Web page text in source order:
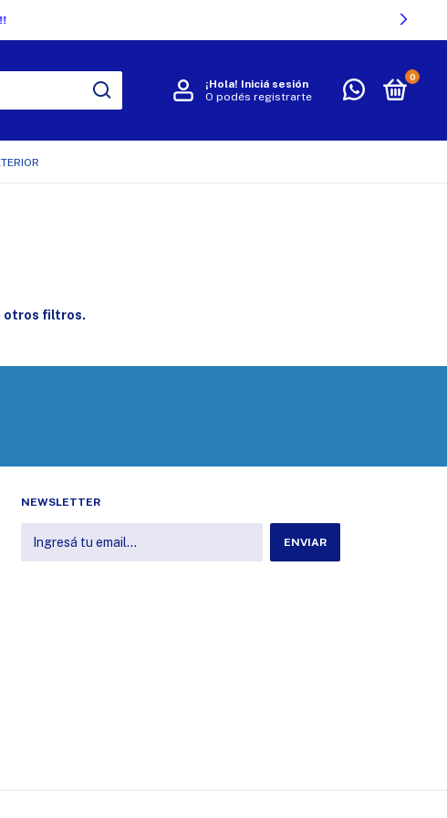
¡Hola! Iniciá sesión
O podés registrarte
0
otros filtros.
NEWSLETTER